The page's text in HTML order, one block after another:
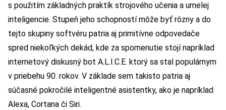
s použitím základných praktík strojového učenia a umelej
inteligencie. Stupeň jeho schopností môže byť rôzny a do
tejto skupiny softvéru patria aj primitívne odpovedače
spred niekoľkých dekád, kde za spomenutie stojí napríklad
internetový diskusný bot A.L.I.C.E. ktorý sa stal populárnym
v priebehu 90. rokov. V základe sem takisto patria aj
súčasné pokročilé inteligentné asistentky, ako je napríklad
Alexa, Cortana či Siri.